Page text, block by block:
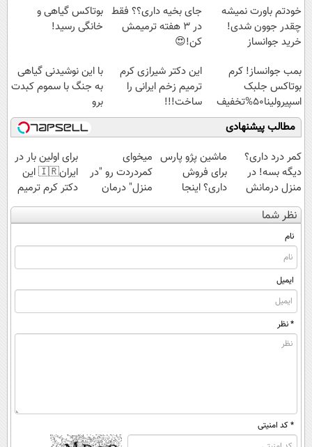
خودتم باورت نمیشه
چقدر جوون شدی!
خرید جوانساز
ویژه
جای بخیه داری؟؟ فقط
در 3 هفته ترمیمش
کن!😍
بوتاکس گیاهی و
خانگی رسید!
بمب جوانساز! کرم
بوتاکس جلبک
اسپیرولینا50%تخفیف
این دکتر شیرازی کرم
ترمیم زخم ایرانی را
ساخت!!!
با این نوشیدنی گیاهی
به جنگ با سموم کبدت
برو
مطالب پیشنهادی
کمر درد داری؟
دیگه بسه! در
منزل درمانش
کن
(◀پرسش‌نامه)
ماشین پژو پارس
برای فروش
داری؟ اینجا
سریع بفروشش
میخوای
کمردردت رو "در
منزل" درمان
کنی؟ (◂فیلم +
◂پرسش‌نامه)
برای اولین بار در
ایران🇮🇷 این
دکتر کرم ترمیم
کننده 23 روزه
ساخت!
نظر شما
نام
ایمیل
* نظر
* کد امنیتی